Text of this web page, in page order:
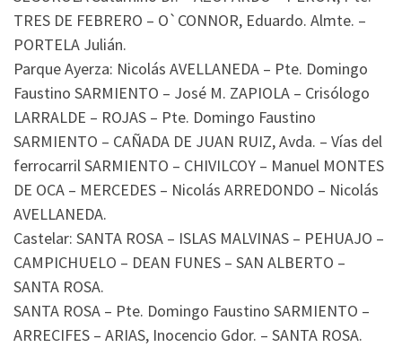
TRES DE FEBRERO – O`CONNOR, Eduardo. Almte. –
PORTELA Julián.
Parque Ayerza: Nicolás AVELLANEDA – Pte. Domingo
Faustino SARMIENTO – José M. ZAPIOLA – Crisólogo
LARRALDE – ROJAS – Pte. Domingo Faustino
SARMIENTO – CAÑADA DE JUAN RUIZ, Avda. – Vías del
ferrocarril SARMIENTO – CHIVILCOY – Manuel MONTES
DE OCA – MERCEDES – Nicolás ARREDONDO – Nicolás
AVELLANEDA.
Castelar: SANTA ROSA – ISLAS MALVINAS – PEHUAJO –
CAMPICHUELO – DEAN FUNES – SAN ALBERTO –
SANTA ROSA.
SANTA ROSA – Pte. Domingo Faustino SARMIENTO –
ARRECIFES – ARIAS, Inocencio Gdor. – SANTA ROSA.